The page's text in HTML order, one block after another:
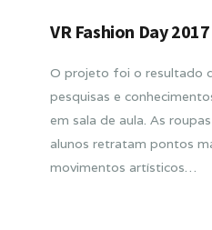
VR Fashion Day
O projeto foi o resultado
pesquisas e
em sala de aula. As
alunos retratam pontos
movimentos artísticos…